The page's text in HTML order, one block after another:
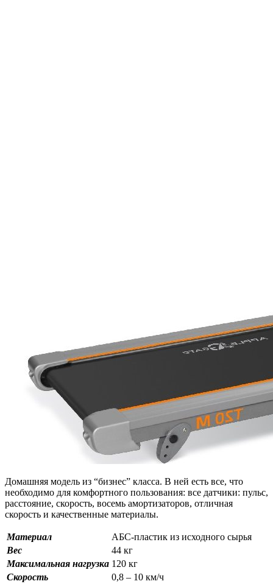
Домашняя модель из “бизнес” класса. В ней есть все, что
необходимо для комфортного пользования: все датчики: пульс,
расстояние, скорость, восемь амортизаторов, отличная
скорость и качественные материалы.
Материал
АБС-пластик из исходного сырья
Вес
44 кг
Максимальная нагрузка 120 кг
Скорость
0,8 – 10 км/ч